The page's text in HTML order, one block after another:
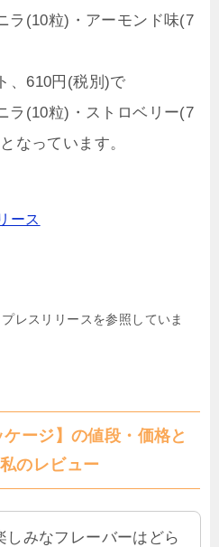
ラ(10粒)・アーモンド味(7
、610円(税別)で
ラ(10粒)・ストロベリー(7
なっています。
ース
レスリリースを参照していま
ケージ】の値段・価格と
のレビュー
しみなフレーバーはどら